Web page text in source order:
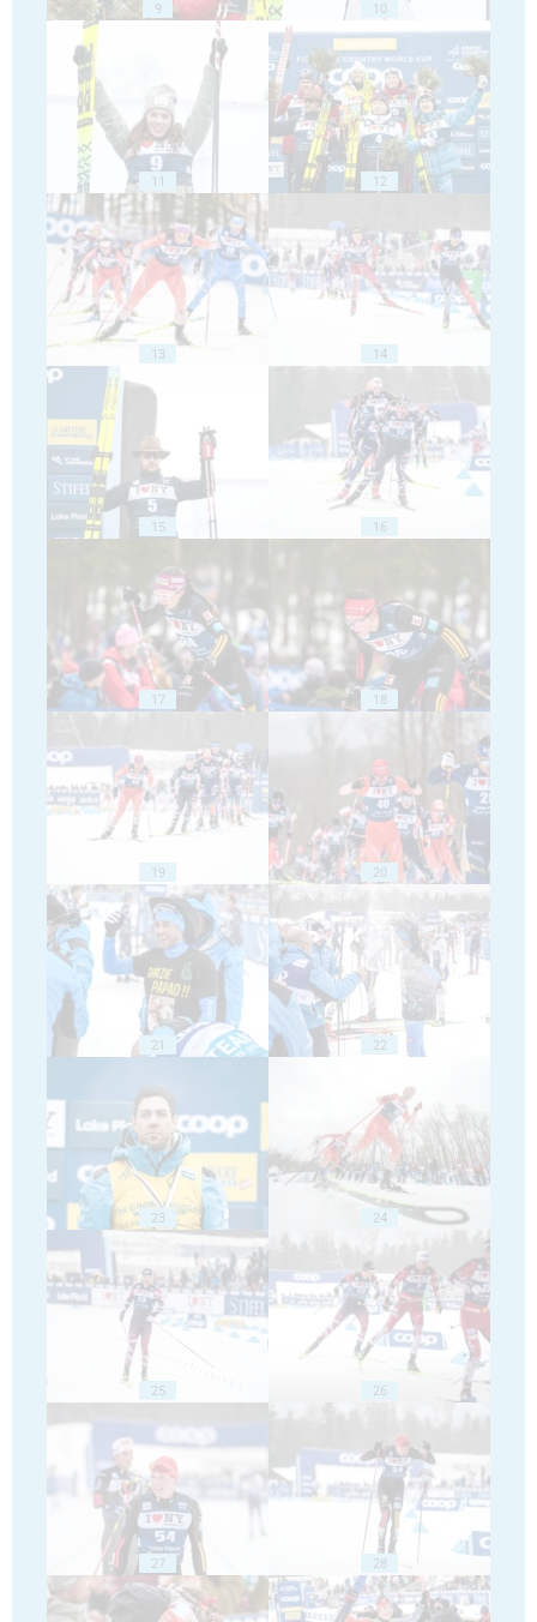
9 10
11 12
13 14
15 16
17 18
19 20
21 22
23 24
25 26
27 28